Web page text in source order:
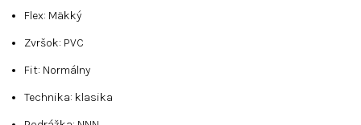
Flex: Mäkký
Zvršok: PVC
Fit: Normálny
Technika: klasika